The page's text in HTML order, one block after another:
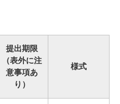
提出期限
（表外に注
意事項あ
り）
様式